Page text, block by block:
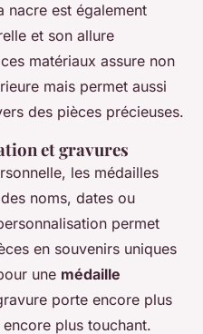
nacre est également
et son allure
matériaux assure non
mais permet aussi
des pièces précieuses.
et gravures
les médailles
noms, dates ou
permet
en souvenirs uniques
une médaille
porte encore plus
plus touchant.